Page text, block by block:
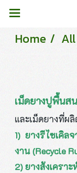
Home
เม็ดยางปูพื้นส
และเม็ดยางที่ผ
1) ยางรีไซเคิล
งาน (Recycle
2) ยางสังเครา